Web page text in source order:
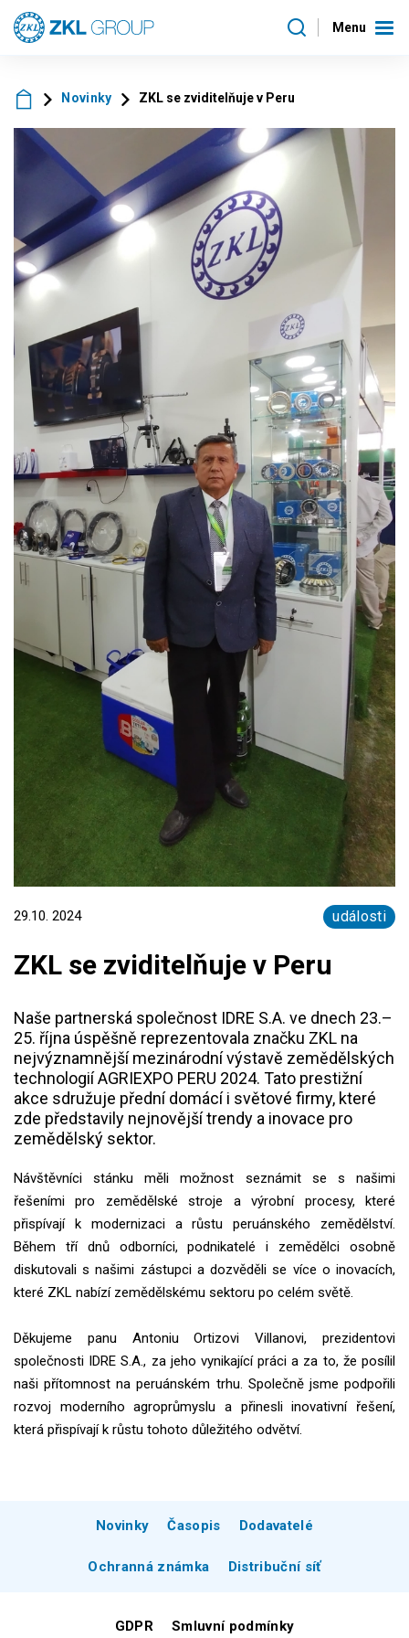
Menu
Novinky ZKL se zviditelňuje v Peru
29.10. 2024 události
ZKL se zviditelňuje v Peru
Naše partnerská společnost IDRE S.A. ve dnech 23.–
25. října úspěšně reprezentovala značku ZKL na
nejvýznamnější mezinárodní výstavě zemědělských
technologií AGRIEXPO PERU 2024. Tato prestižní
akce sdružuje přední domácí i světové firmy, které
zde představily nejnovější trendy a inovace pro
zemědělský sektor.
Návštěvníci stánku měli možnost seznámit se s našimi
řešeními pro zemědělské stroje a výrobní procesy, které
přispívají k modernizaci a růstu peruánského zemědělství.
Během tří dnů odborníci, podnikatelé i zemědělci osobně
diskutovali s našimi zástupci a dozvěděli se více o inovacích,
které ZKL nabízí zemědělskému sektoru po celém světě.
Děkujeme panu Antoniu Ortizovi Villanovi, prezidentovi
společnosti IDRE S.A., za jeho vynikající práci a za to, že posílil
naši přítomnost na peruánském trhu. Společně jsme podpořili
rozvoj moderního agroprůmyslu a přinesli inovativní řešení,
která přispívají k růstu tohoto důležitého odvětví.
Novinky Časopis Dodavatelé
Ochranná známka Distribuční síť
GDPR Smluvní podmínky